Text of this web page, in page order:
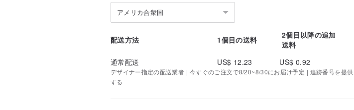
アメリカ合衆国
配送方法 1個目の送料
2個目以降の追加
送料
通常配送
US$ 12.23 US$ 0.92
デザイナー指定の配送業者 | 今すぐのご注文で8/20~8/30にお届け予定 | 追跡番号を提供
する